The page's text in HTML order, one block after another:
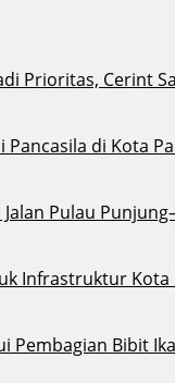
Prioritas, Cerint
Pancasila di Kota
Pulau
Infrastruktur Kota
Pembagian Bibit